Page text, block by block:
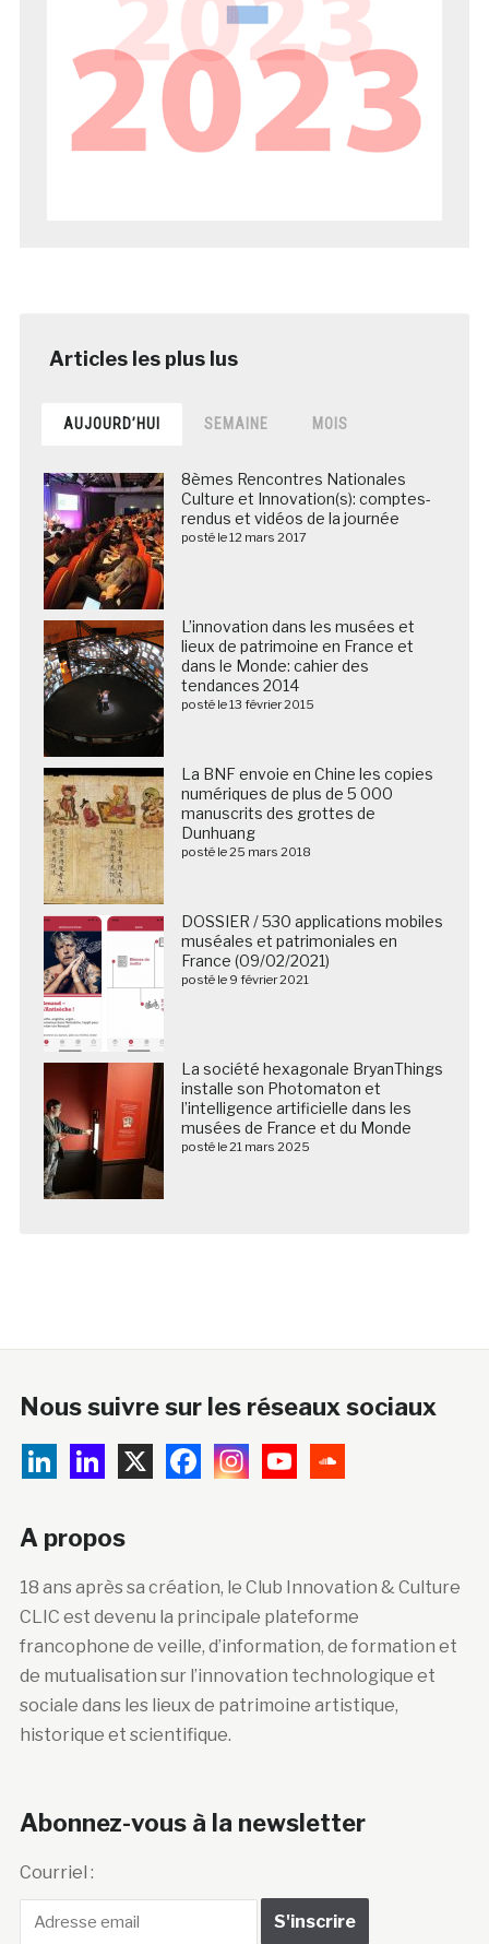
AUJOURD’HUI SEMAINE MOIS
8èmes Rencontres Nationales
Culture et Innovation(s): comptes-
rendus et vidéos de la journée
posté le 12 mars 2017
L’innovation dans les musées et
lieux de patrimoine en France et
dans le Monde: cahier des
tendances 2014
posté le 13 février 2015
La BNF envoie en Chine les copies
numériques de plus de 5 000
manuscrits des grottes de
Dunhuang
posté le 25 mars 2018
DOSSIER / 530 applications mobiles
muséales et patrimoniales en
France (09/02/2021)
posté le 9 février 2021
La société hexagonale BryanThings
installe son Photomaton et
l’intelligence artificielle dans les
musées de France et du Monde
posté le 21 mars 2025
Nous suivre sur les réseaux sociaux
A propos
18 ans après sa création, le Club Innovation & Culture
CLIC est devenu la principale plateforme
francophone de veille, d’information, de formation et
de mutualisation sur l’innovation technologique et
sociale dans les lieux de patrimoine artistique,
historique et scientifique.
Abonnez-vous à la newsletter
Courriel :